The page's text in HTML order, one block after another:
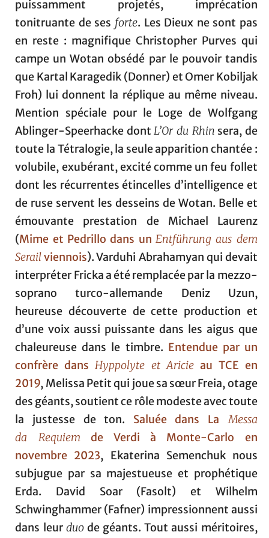
puissamment projetés, imprécation
tonitruante de ses forte. Les Dieux ne sont pas
en reste : magnifique Christopher Purves qui
campe un Wotan obsédé par le pouvoir tandis
que Kartal Karagedik (Donner) et Omer Kobiljak
Froh) lui donnent la réplique au même niveau.
Mention spéciale pour le Loge de Wolfgang
Ablinger-Speerhacke dontL’Or du Rhin sera, de
toute la Tétralogie, la seule apparition chantée :
volubile, exubérant, excité comme un feu follet
dont les récurrentes étincelles d’intelligence et
de ruse servent les desseins de Wotan. Belle et
émouvante prestation de Michael Laurenz
(Mime et Pedrillo dans un Entführung aus dem
Serailviennois). Varduhi Abrahamyan qui devait
interpréter Fricka a été remplacée par la mezzo-
soprano turco-allemande Deniz Uzun,
heureuse découverte de cette production et
d’une voix aussi puissante dans les aigus que
chaleureuse dans le timbre. Entendue par un
confrère dans Hyppolyte et Aricie au TCE en
2019, Melissa Petit qui joue sa sœur Freia, otage
des géants, soutient ce rôle modeste avec toute
la justesse de ton. Saluée dans La Messa
da Requiem de Verdi à Monte-Carlo en
novembre 2023, Ekaterina Semenchuk nous
subjugue par sa majestueuse et prophétique
Erda. David Soar (Fasolt) et Wilhelm
Schwinghammer (Fafner) impressionnent aussi
dans leur duode géants. Tout aussi méritoires,